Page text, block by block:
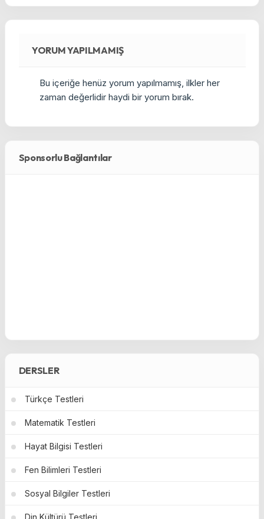
YORUM YAPILMAMIŞ
Bu içeriğe henüz yorum yapılmamış, ilkler her
zaman değerlidir haydi bir yorum bırak.
Sponsorlu Bağlantılar
DERSLER
Türkçe Testleri
Matematik Testleri
Hayat Bilgisi Testleri
Fen Bilimleri Testleri
Sosyal Bilgiler Testleri